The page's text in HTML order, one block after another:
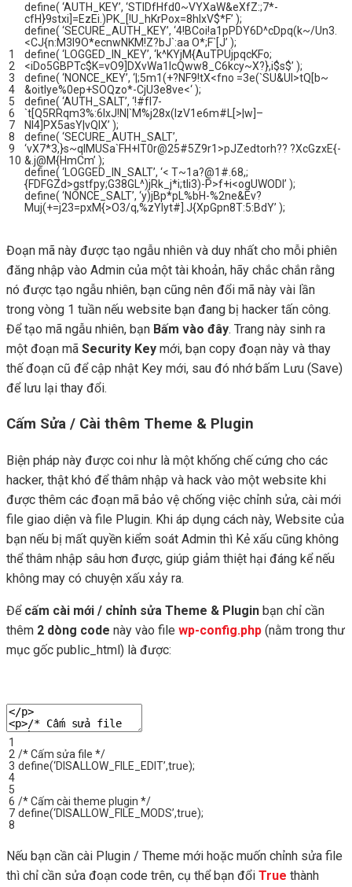
1
2
3
4
5
6
7
8
9
10
define( ‘AUTH_KEY’, ‘STlDfHfd0~VYXaW&eXfZ:;7*-
cfH}9stxi]=EzEi.)PK_[!U_hKrPox=8hIxV$*F’ );
define( ‘SECURE_AUTH_KEY’, ‘4!BCoi!a1pPDY6D^cDpq(k~/Un3.
<CJ{n:M3l9O*ecnwNKM!Z?bJ`:aa O*;F`[J’ );
define( ‘LOGGED_IN_KEY’, ‘k^KYjM{AuTPUjpqcKFo;
<iDo5GBPTc$K=vO9]DXvWa1lcQww8_C6kcy~X?},i$s$’ );
define( ‘NONCE_KEY’, ‘|;5m1(+?NF9!tX<fno =3e(`SU&Ul>tQ[b~
&oitlye%0ep+SOQzo*-CjU3e8ve<‘);
define( ‘AUTH_SALT’, ‘!#fI7-
`t[Q5RRqm3%:6IxJ!N|`M%j28x(IzV1e6m#L[>|w]–
Nl4]PX5asY|vQIX’ );
define( ‘SECURE_AUTH_SALT’,
‘vX7*3,}s~qIMUSa`FH+lT0r@25#5Z9r1>pJZedtorh?? ?XcGzxE{-
&.j@M{HmCm’ );
define( ‘LOGGED_IN_SALT’, ‘< T~1a?@1#.68,;
{FDFGZd>gstfpy;G38GL^)jRk_j*i;tli3)-P>f+i<ogUWODI’ );
define( ‘NONCE_SALT’, ‘y)jBp*pL%bH-%2ne&Ev?
Muj(+=j23=pxM{>O3/q,%zYlyt#].J{XpGpn8T:5:BdY’ );
Đoạn mã này được tạo ngẫu nhiên và duy nhất cho mỗi phiên
đăng nhập vào Admin của một tài khoản, hãy chắc chắn rằng
nó được tạo ngẫu nhiên, bạn cũng nên đổi mã này vài lần
trong vòng 1 tuần nếu website bạn đang bị hacker tấn công.
Để tạo mã ngẫu nhiên, bạn Bấm vào đây. Trang này sinh ra
một đoạn mã Security Key mới, bạn copy đoạn này và thay
thế đoạn cũ để cập nhật Key mới, sau đó nhớ bấm Lưu (Save)
để lưu lại thay đổi.
Cấm Sửa / Cài thêm Theme & Plugin
Biện pháp này được coi như là một khống chế cứng cho các
hacker, thật khó để thâm nhập và hack vào một website khi
được thêm các đoạn mã bảo vệ chống việc chỉnh sửa, cài mới
file giao diện và file Plugin. Khi áp dụng cách này, Website của
bạn nếu bị mất quyền kiểm soát Admin thì Kẻ xấu cũng không
thể thâm nhập sâu hơn được, giúp giảm thiệt hại đáng kể nếu
không may có chuyện xấu xảy ra.
Để cấm cài mới / chỉnh sửa Theme & Plugin bạn chỉ cần
thêm 2 dòng code này vào file wp-config.php (nằm trong thư
mục gốc public_html) là được:
1
2
3
4
5
6
7
8
/* Cấm sửa file */
define(‘DISALLOW_FILE_EDIT’,true);
/* Cấm cài theme plugin */
define(‘DISALLOW_FILE_MODS’,true);
Nếu bạn cần cài Plugin / Theme mới hoặc muốn chỉnh sửa file
thì chỉ cần sửa đoạn code trên, cụ thể bạn đổi True thành